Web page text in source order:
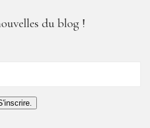
du blog !